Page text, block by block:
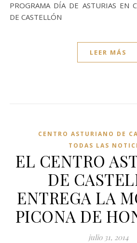
PROGRAMA DÍA DE ASTURIAS EN CENTRO ASTURIANO
DE CASTELLÓN
LEER MÁS
CENTRO ASTURIANO DE
TODAS LAS
EL CENTRO
DE
ENTREGA LA
PICONA DE
julio 31, 2014